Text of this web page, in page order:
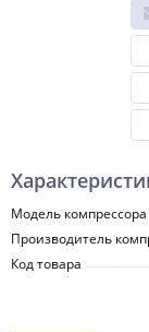
Модель компрессора
Производитель
Код товара